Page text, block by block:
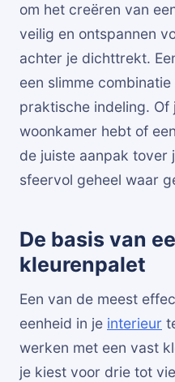
om het creëren van
veilig en ontspannen
achter je dichttrekt.
een slimme
praktische indeling. Of
woonkamer hebt of
de juiste aanpak tover
sfeervol geheel waar
De basis van
kleurenpalet
Een van de meest
eenheid in je interieur
werken met een vast
je kiest voor drie tot